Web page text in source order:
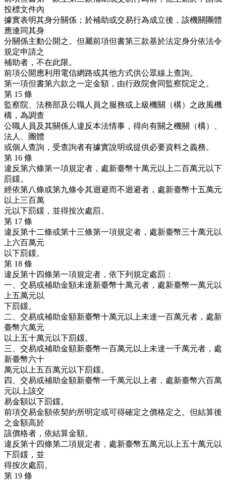
投標文件內
據實表明其身分關係；於補助或交易行為成立後，該機關團體
應連同其身
分關係主動公開之。但屬前項但書第三款基於法定身分依法令
規定申請之
補助者，不在此限。
前項公開應利用電信網路或其他方式供公眾線上查詢。
第一項但書第六款之一定金額，由行政院會同監察院定之。
第 15 條
監察院、法務部及公職人員之服務或上級機關（構）之政風機
構，為調查
公職人員及其關係人違反本法情事，得向有關之機關（構）、
法人、團體
或個人查詢，受查詢者有據實說明或提供必要資料之義務。
第 16 條
違反第六條第一項規定者，處新臺幣十萬元以上二百萬元以下
罰鍰。
經依第八條或第九條令其迴避而不迴避者，處新臺幣十五萬元
以上三百萬
元以下罰鍰，並得按次處罰。
第 17 條
違反第十二條或第十三條第一項規定者，處新臺幣三十萬元以
上六百萬元
以下罰鍰。
第 18 條
違反第十四條第一項規定者，依下列規定處罰：
一、交易或補助金額未達新臺幣十萬元者，處新臺幣一萬元以
上五萬元以
下罰鍰。
二、交易或補助金額新臺幣十萬元以上未達一百萬元者，處新
臺幣六萬元
以上五十萬元以下罰鍰。
三、交易或補助金額新臺幣一百萬元以上未達一千萬元者，處
新臺幣六十
萬元以上五百萬元以下罰鍰。
四、交易或補助金額新臺幣一千萬元以上者，處新臺幣六百萬
元以上該交
易金額以下罰鍰。
前項交易金額依契約所明定或可得確定之價格定之。但結算後
之金額高於
該價格者，依結算金額。
違反第十四條第二項規定者，處新臺幣五萬元以上五十萬元以
下罰鍰，並
得按次處罰。
第 19 條